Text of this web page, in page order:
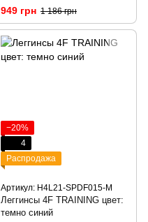
949 грн 1 186 грн
−20%
4
Распродажа
Артикул: H4L21-SPDF015-M
Леггинсы 4F TRAINING цвет:
темно синий